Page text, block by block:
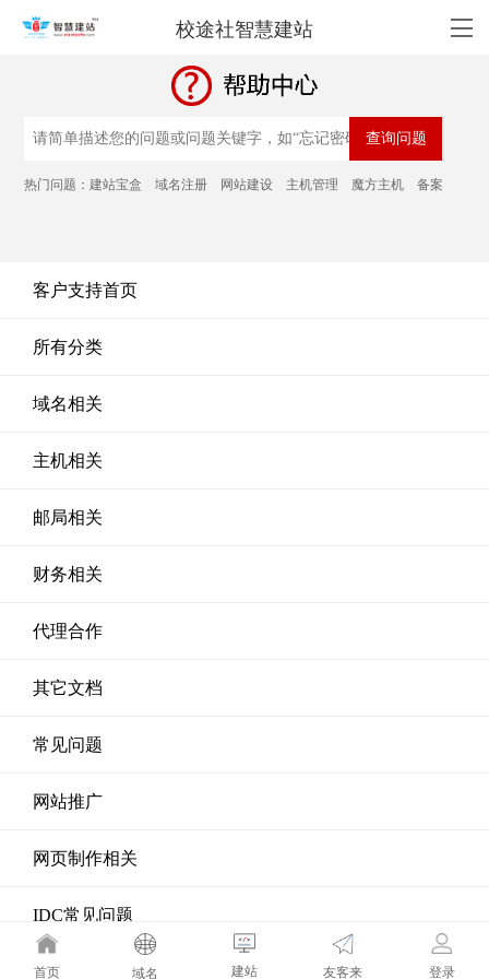
校途社智慧建站
热门问题：建站宝盒 域名注册 网站建设 主机管理 魔方主机 备案
客户支持首页
所有分类
域名相关
主机相关
邮局相关
财务相关
代理合作
其它文档
常见问题
网站推广
网页制作相关
IDC常见问题
网站秘书
首页 域名 建站 友客来 登录